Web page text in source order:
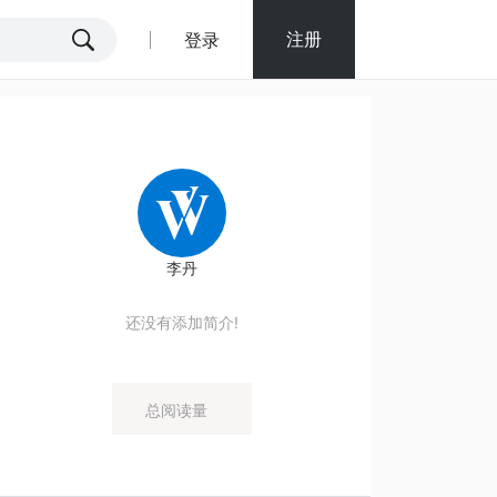
登录 注册
李丹
还没有添加简介!
总阅读量